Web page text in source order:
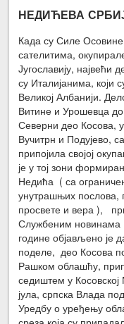
НЕДИЋЕВА
Када су Силе
сателитима,
Југославију, највећи
су Италијанима,
Великој Албанији.
Витине и Урошевца
Северни део Косова,
Вучитрн и Подујево,
припојила својој
је у тој зони
Недића ( са
унутрашњих
просвете и вера ),
Службеним новинама
године објављено је
поделе, део Косова
Рашком облашћу,
седиштем у
јула, српска Влада
Уредбу о уређењу